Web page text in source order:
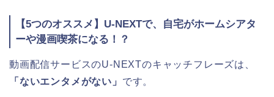
【5つのオススメ】U-NEXTで、自宅がホームシアタ
ーや漫画喫茶になる！？
動画配信サービスのU-NEXTのキャッチフレーズは、
「ないエンタメがない」 です。